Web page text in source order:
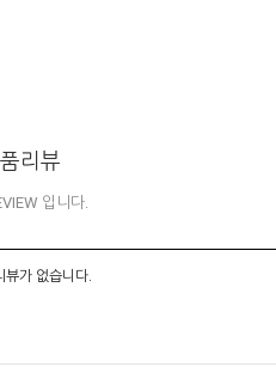
리뷰
입니다.
뷰가 없습니다.